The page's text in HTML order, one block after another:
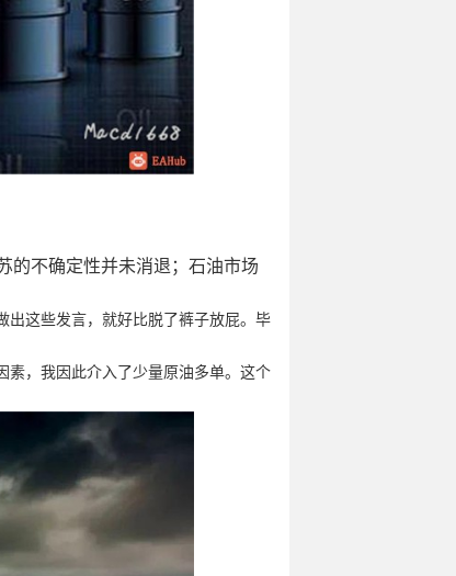
的不确定性并未消退；石油市场
出这些发言，就好比脱了裤子放屁。毕
素，我因此介入了少量原油多单。这个